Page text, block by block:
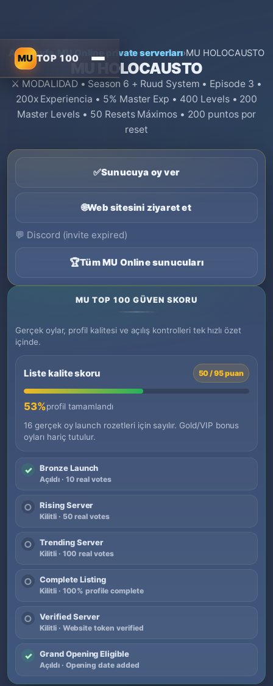
MU TOP 100
Ana sayfa› MU Online private serverları›MU HOLOCAUSTO
MU HOLOCAUSTO
⚔️ MODALIDAD • Season 6 + Ruud System • Episode 3 •
200x Experiencia • 5% Master Exp • 400 Levels • 200
Master Levels • 50 Resets Máximos • 200 puntos por
reset
✅Sunucuya oy ver
🌐Web sitesini ziyaret et
💬 Discord (invite expired)
🏆Tüm MU Online sunucuları
MU TOP 100 GÜVEN SKORU
Gerçek oylar, profil kalitesi ve açılış kontrolleri tek hızlı özet
içinde.
Liste kalite skoru 50 / 95 puan
53%profil tamamlandı
16 gerçek oy launch rozetleri için sayılır. Gold/VIP bonus
oyları hariç tutulur.
✓ Bronze Launch
Açıldı · 10 real votes
○ Rising Server
Kilitli · 50 real votes
○ Trending Server
Kilitli · 100 real votes
○ Complete Listing
Kilitli · 100% profile complete
○ Verified Server
Kilitli · Website token verified
✓ Grand Opening Eligible
Açıldı · Opening date added